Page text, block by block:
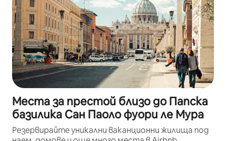
Места за престой близо до Папска
базилика Сан Паоло фуори ле Мура
Резервирайте уникални ваканционни жилища под